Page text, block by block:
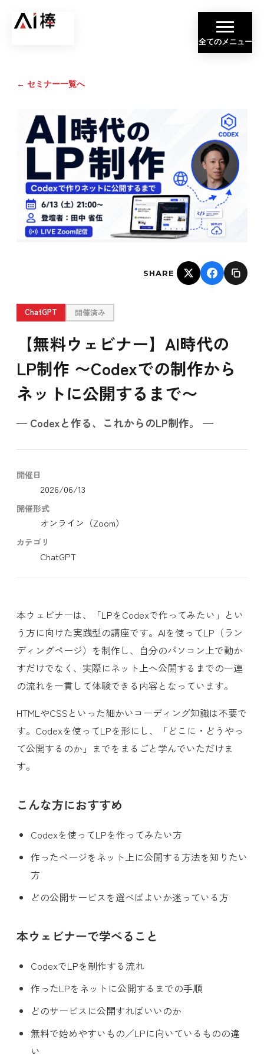
全てのメニュー
← セミナー一覧へ
SHARE
ChatGPT 開催済み
【無料ウェビナー】AI時代の
LP制作 〜Codexでの制作から
ネットに公開するまで〜
— Codexと作る、これからのLP制作。 —
開催日
2026/06/13
開催形式
オンライン（Zoom）
カテゴリ
ChatGPT
本ウェビナーは、「LPをCodexで作ってみたい」とい
う方に向けた実践型の講座です。AIを使ってLP（ラン
ディングページ）を制作し、自分のパソコン上で動か
すだけでなく、実際にネット上へ公開するまでの一連
の流れを一貫して体験できる内容となっています。
HTMLやCSSといった細かいコーディング知識は不要で
す。Codexを使ってLPを形にし、「どこに・どうやっ
て公開するのか」までをまるごと学んでいただけま
す。
こんな方におすすめ
Codexを使ってLPを作ってみたい方
作ったページをネット上に公開する方法を知りたい
方
どの公開サービスを選べばよいか迷っている方
本ウェビナーで学べること
CodexでLPを制作する流れ
作ったLPをネットに公開するまでの手順
どのサービスに公開すればいいのか
無料で始めやすいもの／LPに向いているものの違
い